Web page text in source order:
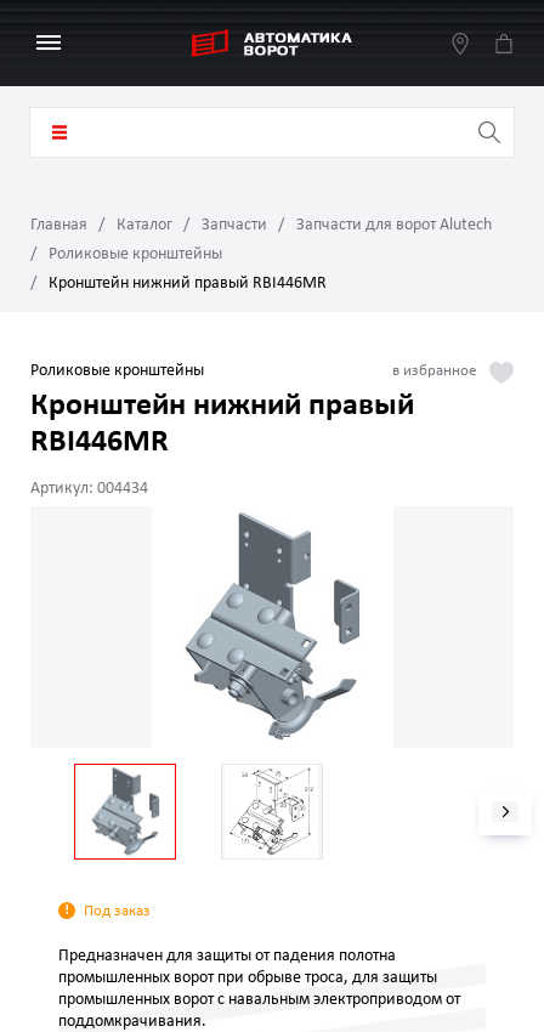
Главная Каталог Запчасти
Запчасти для ворот Alutech
Роликовые кронштейны
Кронштейн нижний правый RBI446MR
Роликовые кронштейны
Кронштейн нижний правый
RBI446MR
Артикул: 004434
Под заказ
Предназначен для защиты от падения полотна
промышленных ворот при обрыве троса, для защиты
промышленных ворот с навальным электроприводом от
поддомкрачивания.